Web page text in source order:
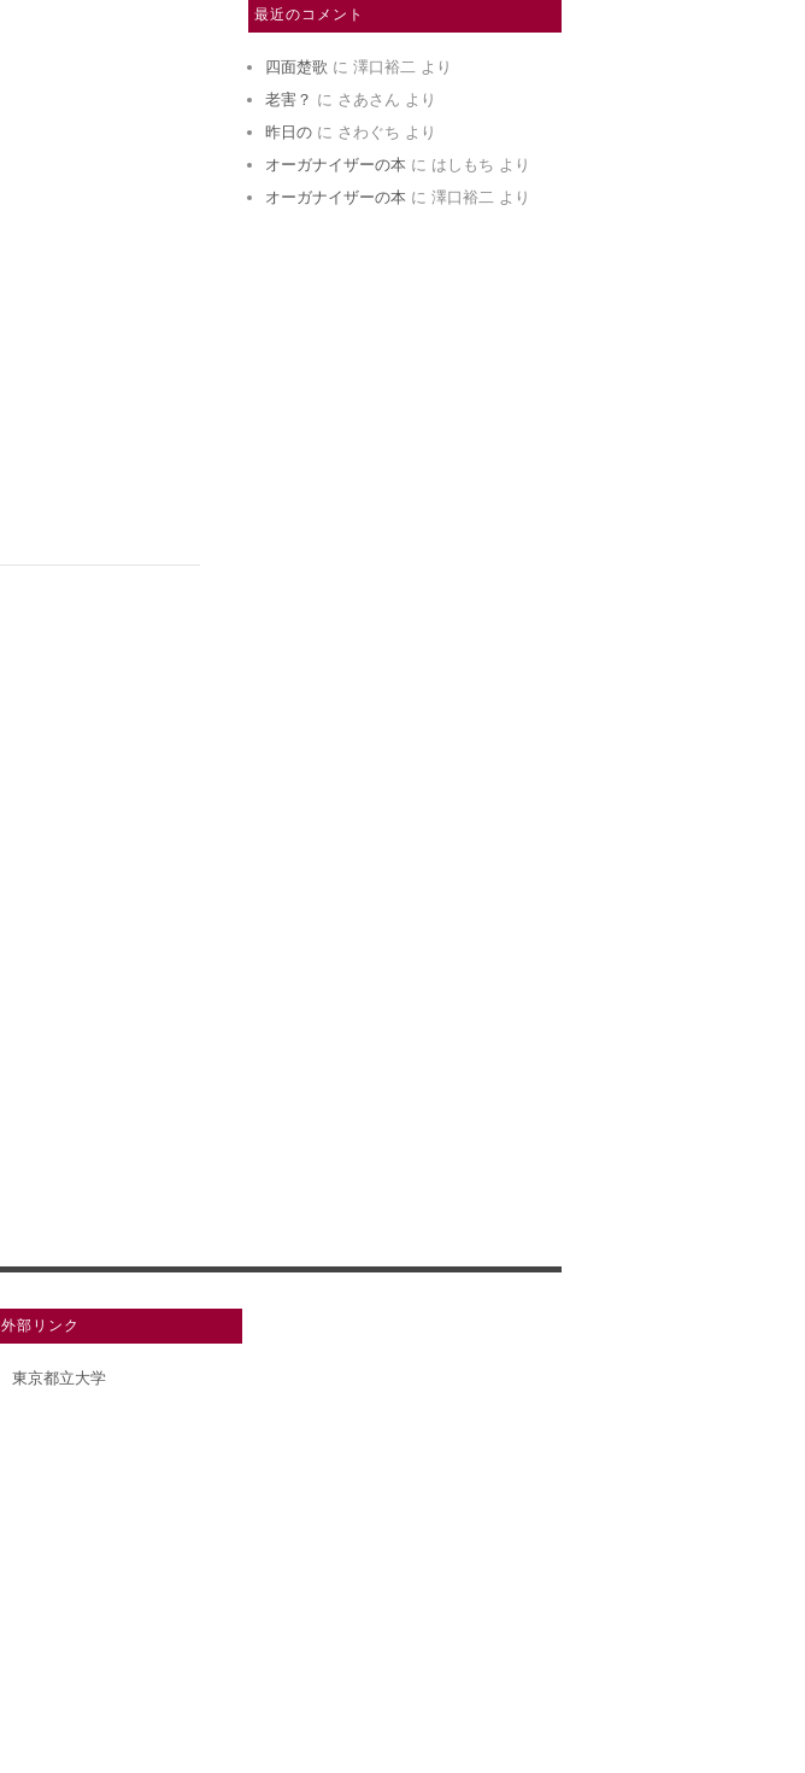
最近のコメント
四面楚歌 に 澤口裕二 より
老害？ に さあさん より
昨日の に さわぐち より
オーガナイザーの本 に はしもち より
オーガナイザーの本 に 澤口裕二 より
外部リンク
東京都立大学